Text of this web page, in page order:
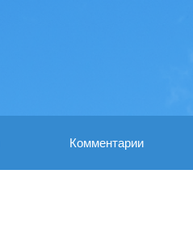
Комментарии